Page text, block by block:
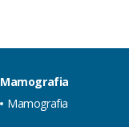
Mamografia
Mamografia